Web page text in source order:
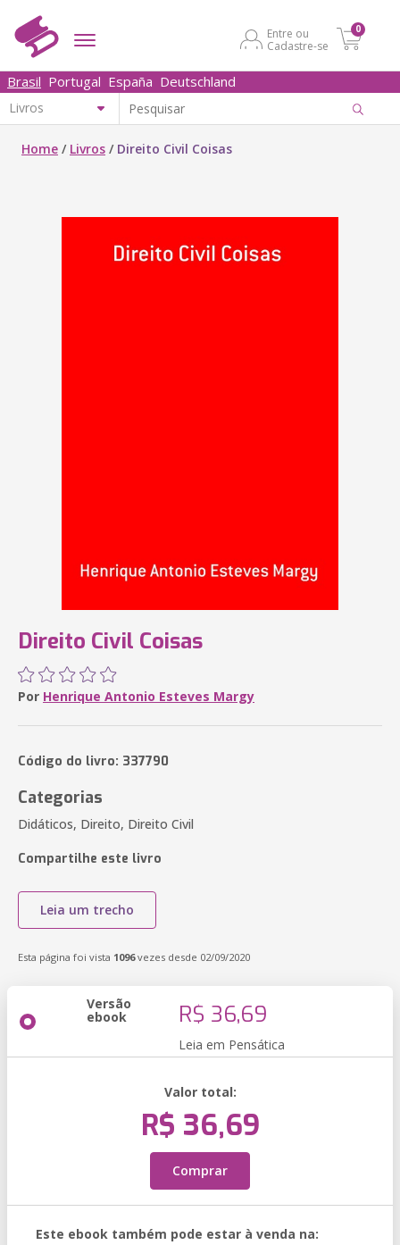
Entre ou
Cadastre-se
0
Brasil Portugal España Deutschland
Home / Livros / Direito Civil Coisas
Direito Civil Coisas
Por Henrique Antonio Esteves Margy
Código do livro: 337790
Categorias
Didáticos, Direito, Direito Civil
Compartilhe este livro
Leia um trecho
Esta página foi vista 1096vezes desde 02/09/2020
Versão
ebook R$ 36,69
Leia em Pensática
Valor total:
R$ 36,69
Comprar
Este ebook também pode estar à venda na: